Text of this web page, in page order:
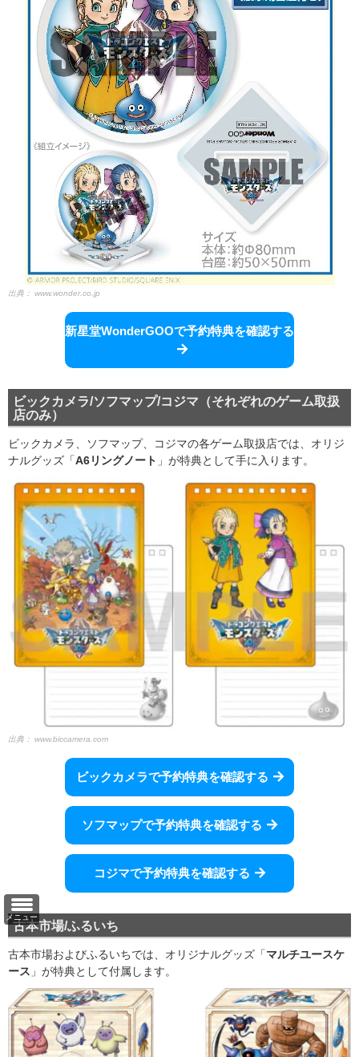
メニュー
出典： www.wonder.co.jp
新星堂WonderGOOで予約特典を確認する
ビックカメラ/ソフマップ/コジマ（それぞれのゲーム取扱
店のみ）
ビックカメラ、ソフマップ、コジマの各ゲーム取扱店では、オリジ
ナルグッズ「A6リングノート 」が特典として手に入ります。
出典： www.biccamera.com
ビックカメラで予約特典を確認する
ソフマップで予約特典を確認する
コジマで予約特典を確認する
古本市場/ふるいち
古本市場およびふるいちでは、オリジナルグッズ「マルチユースケ
ース 」が特典として付属します。